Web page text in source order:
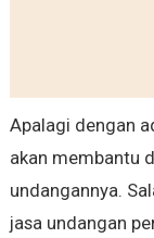
Apalagi dengan
akan membantu
undangannya.
jasa undangan